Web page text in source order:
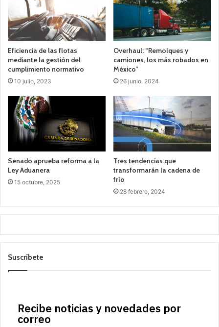
Eficiencia de las flotas
mediante la gestión del
cumplimiento normativo
10 julio, 2023
Overhaul: “Remolques y
camiones, los más robados en
México”
26 junio, 2024
Senado aprueba reforma a la
Ley Aduanera
15 octubre, 2025
Tres tendencias que
transformarán la cadena de
frío
28 febrero, 2024
Suscríbete
Recibe noticias y novedades por
correo